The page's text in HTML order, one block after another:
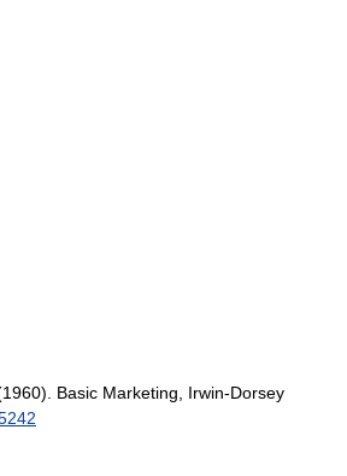
Basic Marketing, Irwin-Dorsey